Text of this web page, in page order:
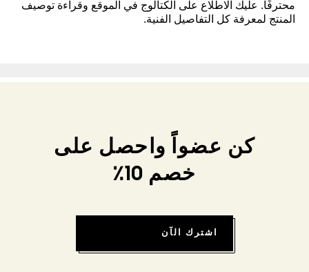
محترفًا. عليك الاطلاع على الكتالوج في الموقع وقراءة توصيف
المنتج لمعرفة كل التفاصيل الفنية.
كن عضواً واحصل على
خصم 10٪
اشترك الآن